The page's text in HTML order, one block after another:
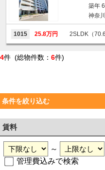
築年
神奈
1015 25.8万円 2SLDK（
4件 (総物件数： 6件)
条件を絞り込む
賃料
～
管理費込みで検索